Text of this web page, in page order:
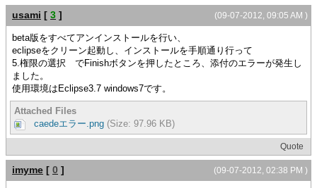
(09-07-2012, 09:05 AM )
usami [ 3 ]
beta版をすべてアンインストールを行い、
eclipseをクリーン起動し、インストールを手順通り行って
5.権限の選択 でFinishボタンを押したところ、添付のエラーが発生し
ました。
使用環境はEclipse3.7 windows7です。
Attached Files
caedeエラー.png (Size: 97.96 KB)
Quote
(09-07-2012, 02:38 PM )
imyme [ 0 ]